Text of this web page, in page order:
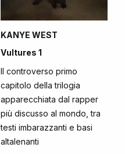
KANYE WEST
Vultures 1
Il controverso primo
capitolo della trilogia
apparecchiata dal rapper
più discusso al mondo, tra
testi imbarazzanti e basi
altalenanti